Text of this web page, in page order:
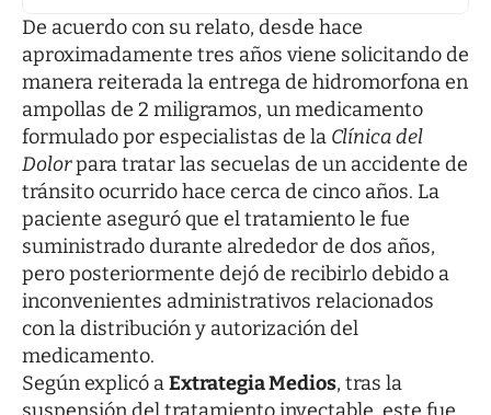
De acuerdo con su relato, desde hace
aproximadamente tres años viene solicitando de
manera reiterada la entrega de hidromorfona en
ampollas de 2 miligramos, un medicamento
formulado por especialistas de la Clínica del
Dolorpara tratar las secuelas de un accidente de
tránsito ocurrido hace cerca de cinco años. La
paciente aseguró que el tratamiento le fue
suministrado durante alrededor de dos años,
pero posteriormente dejó de recibirlo debido a
inconvenientes administrativos relacionados
con la distribución y autorización del
medicamento.
Según explicó aExtrategia Medios, tras la
suspensión del tratamiento inyectable, este fue